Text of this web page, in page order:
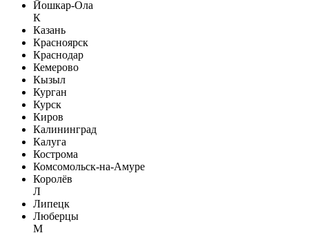
Йошкар-Ола
К
Казань
Красноярск
Краснодар
Кемерово
Кызыл
Курган
Курск
Киров
Калининград
Калуга
Кострома
Комсомольск-на-Амуре
Королёв
Л
Липецк
Люберцы
М